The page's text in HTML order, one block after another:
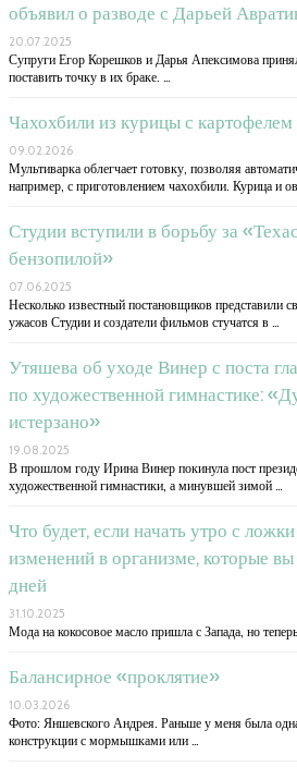
объявил о разводе с Дарьей
20.07.2025
Супруги Егор Корешков и Дарья Апексимова
поставить точку в их браке. …
Чахохбили из курицы с картофелем
09.02.2026
Мультиварка облегчает готовку, позволяя
например, с приготовлением чахохбили. Курица и
Студии вступили в борьбу за
бензопилой»
07.06.2025
Несколько известный постановщиков представили
ужасов Студии и создатели фильмов стучатся в …
Утяшева об уходе Винер с поста
по художественной гимнастике:
истерзано»
19.08.2025
В прошлом году Ирина Винер покинула пост
художественной гимнастики, а минувшей зимой …
Что будет, если начать утро с
изменений в организме, которые вы
дней
31.10.2025
Мода на кокосовое масло пришла с Запада, но
Балансирное «проклятие»
10.03.2026
Фото: Яншевского Андрея. Раньше у меня была
конструкции с мормышками или …